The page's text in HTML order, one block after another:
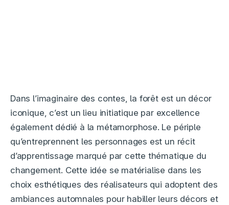
Dans l’imaginaire des contes, la forêt est un décor
iconique, c’est un lieu initiatique par excellence
également dédié à la métamorphose. Le périple
qu’entreprennent les personnages est un récit
d’apprentissage marqué par cette thématique du
changement. Cette idée se matérialise dans les
choix esthétiques des réalisateurs qui adoptent des
ambiances automnales pour habiller leurs décors et